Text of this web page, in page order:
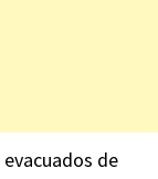
evacuados de